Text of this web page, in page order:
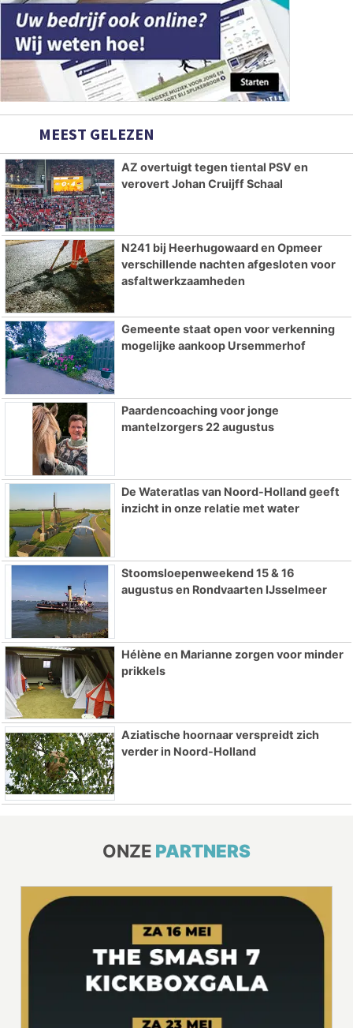
MEEST GELEZEN
AZ overtuigt tegen tiental PSV en
verovert Johan Cruijff Schaal
N241 bij Heerhugowaard en Opmeer
verschillende nachten afgesloten voor
asfaltwerkzaamheden
Gemeente staat open voor verkenning
mogelijke aankoop Ursemmerhof
Paardencoaching voor jonge
mantelzorgers 22 augustus
De Wateratlas van Noord-Holland geeft
inzicht in onze relatie met water
Stoomsloepenweekend 15 & 16
augustus en Rondvaarten IJsselmeer
Hélène en Marianne zorgen voor minder
prikkels
Aziatische hoornaar verspreidt zich
verder in Noord-Holland
ONZE PARTNERS